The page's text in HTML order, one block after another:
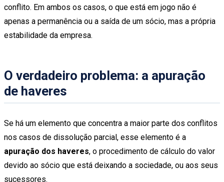
conflito. Em ambos os casos, o que está em jogo não é
apenas a permanência ou a saída de um sócio, mas a própria
estabilidade da empresa.
O verdadeiro problema: a apuração
de haveres
Se há um elemento que concentra a maior parte dos conflitos
nos casos de dissolução parcial, esse elemento é a
apuração dos haveres, o procedimento de cálculo do valor
devido ao sócio que está deixando a sociedade, ou aos seus
sucessores.